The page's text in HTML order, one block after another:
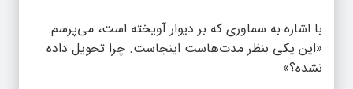
با اشاره به سماوری که بر دیوار آویخته است، می‌پرسم:
«این یکی بنظر مدت‌هاست اینجاست. چرا تحویل داده
نشده؟»